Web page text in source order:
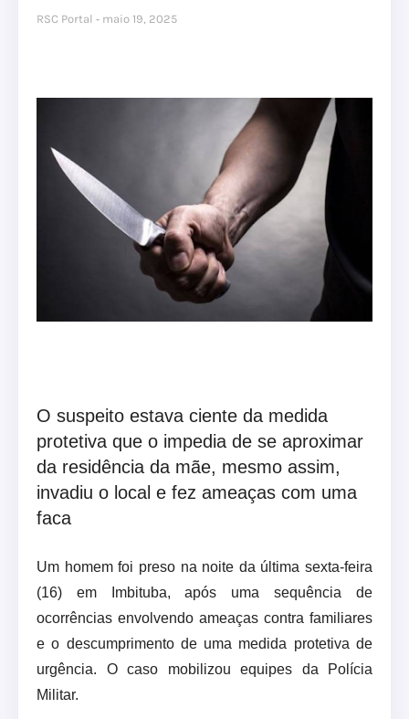
RSC Portal maio 19, 2025
O suspeito estava ciente da medida
protetiva que o impedia de se aproximar
da residência da mãe, mesmo assim,
invadiu o local e fez ameaças com uma
faca
Um homem foi preso na noite da última sexta-feira
(16) em Imbituba, após uma sequência de
ocorrências envolvendo ameaças contra familiares
e o descumprimento de uma medida protetiva de
urgência. O caso mobilizou equipes da Polícia
Militar.